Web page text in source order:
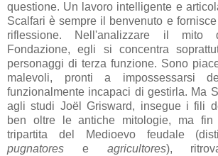
questione. Un lavoro intelligente e
Scalfari è sempre il benvenuto e
riflessione. Nell'analizzare il mito
Fondazione, egli si concentra
personaggi di terza funzione. Sono
malevoli, pronti a impossessarsi
funzionalmente incapaci di gestirla. Ma
agli studi Joël Grisward, insegue i fili
ben oltre le antiche mitologie, ma fin
tripartita del Medioevo feudale
pugnatores e agricultores),